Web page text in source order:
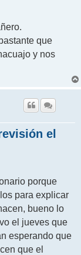
que
y nos
el
porque
para explicar
bueno lo
el jueves que
esperando que
que el